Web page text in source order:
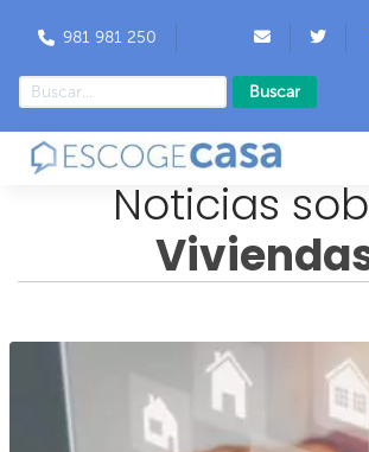
981 981 250
Buscar
Noticias